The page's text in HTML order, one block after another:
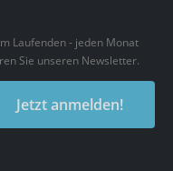
Laufenden - jeden Monat
Sie unseren Newsletter.
Jetzt anmelden!